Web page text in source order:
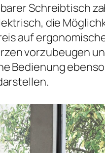
Schreibtisch
die
auf
vorzubeugen
Bedienung